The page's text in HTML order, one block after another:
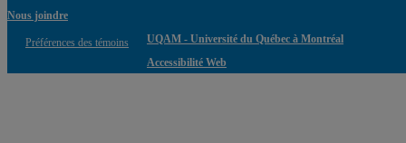
Nous joindre
Préférences des témoins
UQAM - Université du Québec à Montréal
Accessibilité Web